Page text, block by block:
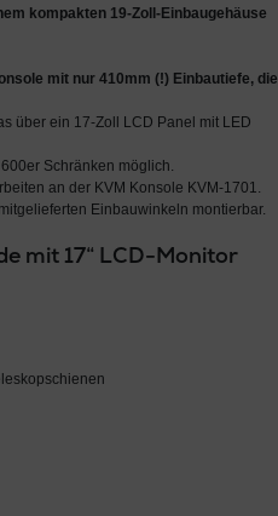
kompakten 19-Zoll-Einbaugehäuse
mit nur410mm (!) Einbautiefe, die
über ein 17-Zoll LCD Panel mit LED
Schränken möglich.
an der KVM Konsole KVM-1701.
Einbauwinkeln montierbar.
mit 17“ LCD-Monitor